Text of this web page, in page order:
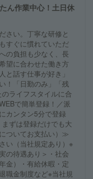
ん作業中心！土日休
さい。丁寧な研修と
すぐに慣れていただ
の負担も少なく、長
望に合わせた働き方
と話す仕事が好き」
！「日勤のみ」「残
ライフスタイルに合
で簡単登録！／派
カンタン5分で登録
ずは登録だけでも大
ついてお支払い）≫
い（当社規定あり）※
の待遇あり＞・社会
金）・有給休暇・定
職金制度など※当社規